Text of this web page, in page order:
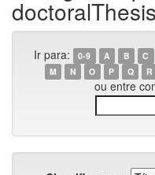
doctoralThesis
Ir para: 0-9 A B C
M
N O P Q R
ou entre